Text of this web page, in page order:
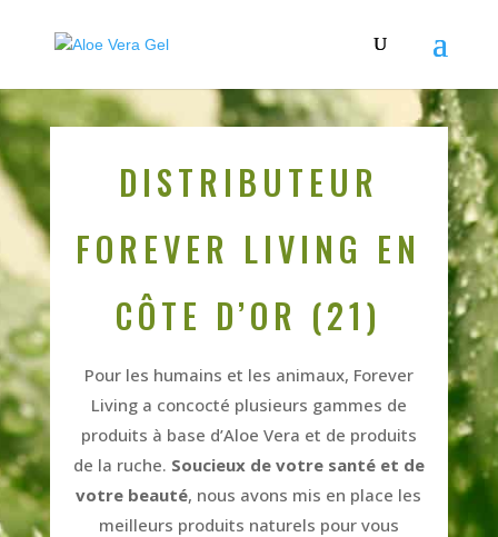
DISTRIBUTEUR
FOREVER LIVING EN
CÔTE D’OR (21)
Pour les humains et les animaux, Forever
Living a concocté plusieurs gammes de
produits à base d’Aloe Vera et de produits
de la ruche. Soucieux de votre santé et de
votre beauté, nous avons mis en place les
meilleurs produits naturels pour vous